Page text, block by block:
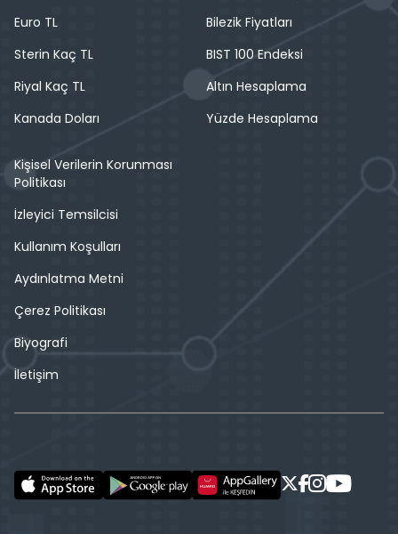
Euro TL
Sterin Kaç TL
Riyal Kaç TL
Kanada Doları
Bilezik Fiyatları
BIST 100 Endeksi
Altın Hesaplama
Yüzde Hesaplama
Kişisel Verilerin Korunması
Politikası
İzleyici Temsilcisi
Kullanım Koşulları
Aydınlatma Metni
Çerez Politikası
Biyografi
İletişim